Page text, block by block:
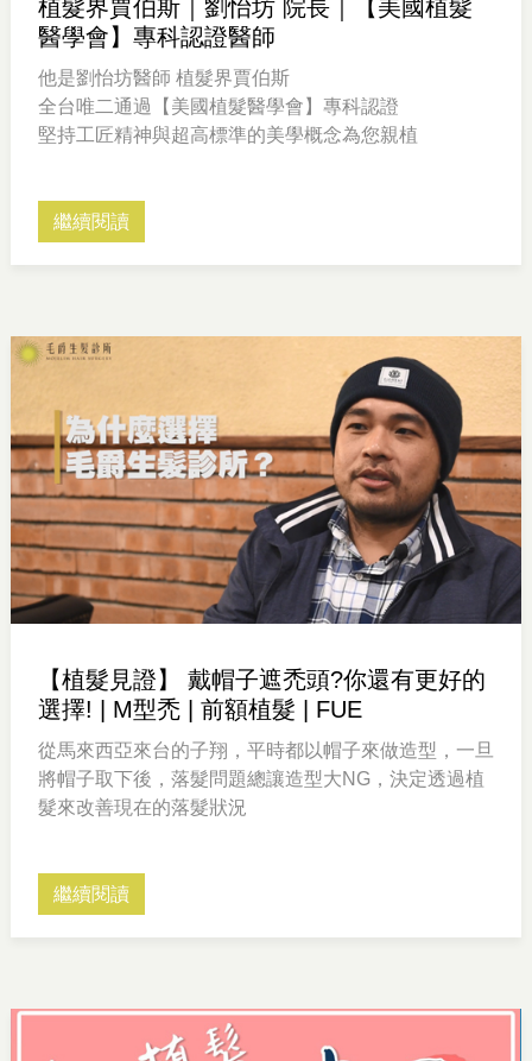
植髮界賈伯斯｜劉怡坊 院長｜【美國植髮
醫學會】專科認證醫師
他是劉怡坊醫師 植髮界賈伯斯
全台唯二通過【美國植髮醫學會】專科認證
堅持工匠精神與超高標準的美學概念為您親植
繼續閱讀
【植髮見證】 戴帽子遮禿頭?你還有更好的
選擇! | M型禿 | 前額植髮 | FUE
從馬來西亞來台的子翔，平時都以帽子來做造型，一旦
將帽子取下後，落髮問題總讓造型大NG，決定透過植
髮來改善現在的落髮狀況
繼續閱讀